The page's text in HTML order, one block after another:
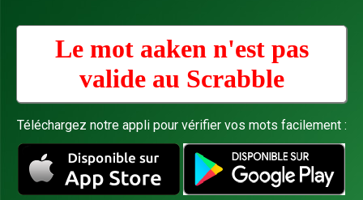
Le mot aaken n'est pas
valide au Scrabble
Téléchargez notre appli pour vérifier vos mots facilement :